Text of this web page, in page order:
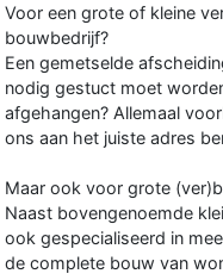
Voor een grote of kleine
bouwbedrijf?
Een gemetselde
nodig gestuct moet
afgehangen? Allemaal
ons aan het juiste adres
Maar ook voor grote
Naast bovengenoemde
ook gespecialiseerd in
de complete bouw van